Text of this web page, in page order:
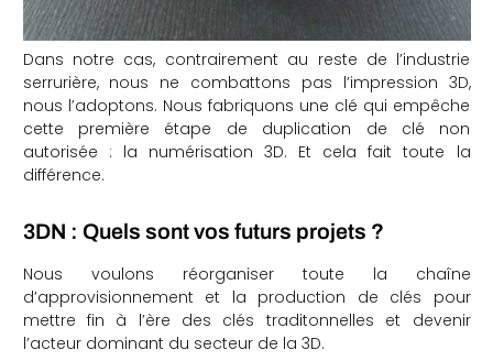
Dans notre cas, contrairement au reste de l’industrie
serrurière, nous ne combattons pas l’impression 3D,
nous l’adoptons. Nous fabriquons une clé qui empêche
cette première étape de duplication de clé non
autorisée : la numérisation 3D. Et cela fait toute la
différence.
3DN : Quels sont vos futurs projets ?
Nous voulons réorganiser toute la chaîne
d’approvisionnement et la production de clés pour
mettre fin à l’ère des clés traditonnelles et devenir
l’acteur dominant du secteur de la 3D.